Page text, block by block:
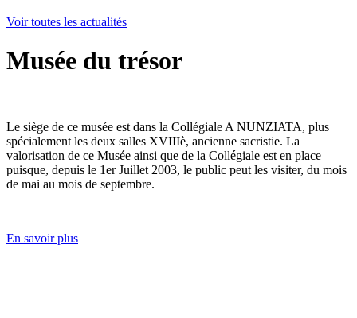
Voir toutes les actualités
Musée du trésor
Le siège de ce musée est dans la Collégiale A NUNZIATA, plus
spécialement les deux salles XVIIIè, ancienne sacristie. La
valorisation de ce Musée ainsi que de la Collégiale est en place
puisque, depuis le 1er Juillet 2003, le public peut les visiter, du mois
de mai au mois de septembre.
En savoir plus